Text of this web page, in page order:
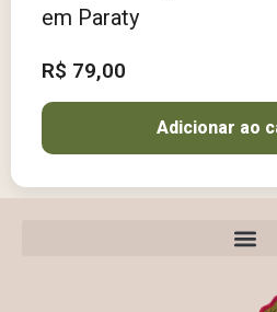
em Paraty
R$ 79,00
Adicionar ao